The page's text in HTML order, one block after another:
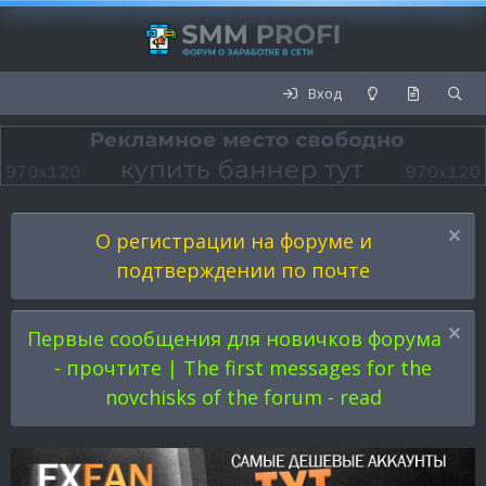
Вход
О регистрации на форуме и
подтверждении по почте
Первые сообщения для новичков форума
- прочтите | The first messages for the
novchisks of the forum - read